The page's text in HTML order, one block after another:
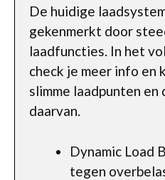
De huidige
gekenmerkt door
laadfuncties. In het
check je meer info en
slimme laadpunten en
daarvan.
Dynamic Load
tegen